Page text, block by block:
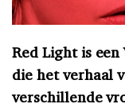
Red Light is
die het verhaal
verschillende